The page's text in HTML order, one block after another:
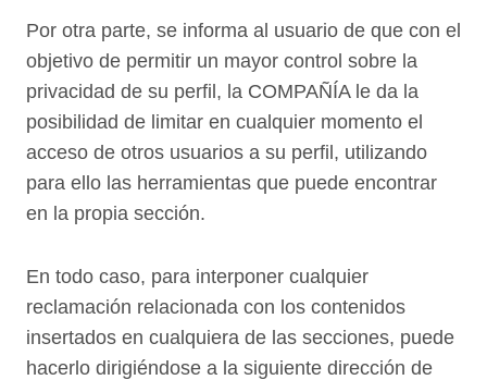
Por otra parte, se informa al usuario de que con el
objetivo de permitir un mayor control sobre la
privacidad de su perfil, la COMPAÑÍA le da la
posibilidad de limitar en cualquier momento el
acceso de otros usuarios a su perfil, utilizando
para ello las herramientas que puede encontrar
en la propia sección.
En todo caso, para interponer cualquier
reclamación relacionada con los contenidos
insertados en cualquiera de las secciones, puede
hacerlo dirigiéndose a la siguiente dirección de